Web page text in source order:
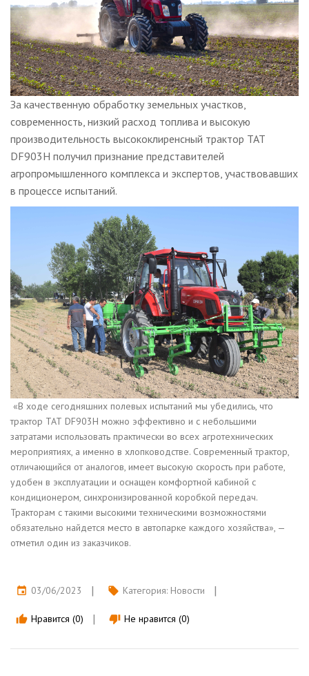
За качественную обработку земельных участков,
современность, низкий расход топлива и высокую
производительность высококлиренсный трактор ТАТ
DF903H получил признание представителей
агропромышленного комплекса и экспертов, участвовавших
в процессе испытаний.
«В ходе сегодняшних полевых испытаний мы убедились, что
трактор ТАТ DF903H можно эффективно и с небольшими
затратами использовать практически во всех агротехнических
мероприятиях, а именно в хлопководстве. Современный трактор,
отличающийся от аналогов, имеет высокую скорость при работе,
удобен в эксплуатации и оснащен комфортной кабиной с
кондиционером, синхронизированной коробкой передач.
Тракторам с такими высокими техническими возможностями
обязательно найдется место в автопарке каждого хозяйства», —
отметил один из заказчиков.
event 03/06/2023 local_offer Категория: Новости
thumb_up Нравится (0) thumb_down Не нравится (0)